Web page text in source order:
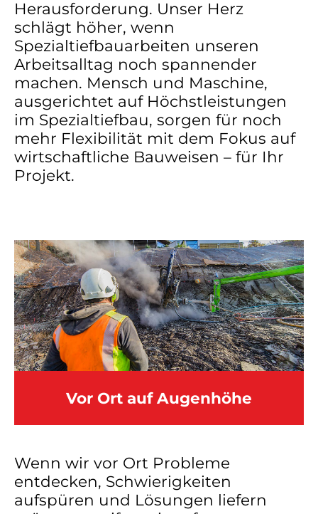
Herausforderung. Unser Herz
schlägt höher, wenn
Spezialtiefbauarbeiten unseren
Arbeitsalltag noch spannender
machen. Mensch und Maschine,
ausgerichtet auf Höchstleistungen
im Spezialtiefbau, sorgen für noch
mehr Flexibilität mit dem Fokus auf
wirtschaftliche Bauweisen – für Ihr
Projekt.
Vor Ort auf Augenhöhe
Wenn wir vor Ort Probleme
entdecken, Schwierigkeiten
aufspüren und Lösungen liefern